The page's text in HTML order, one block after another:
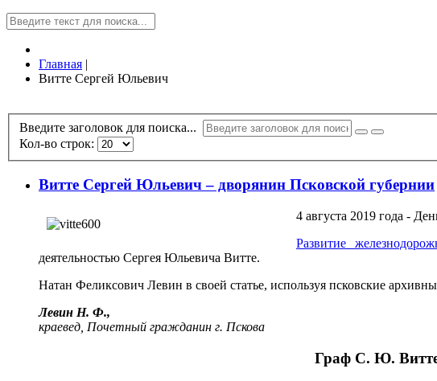
Главная |
Витте Сергей Юльевич
Введите заголовок для поиска...
Кол-во строк:
Витте Сергей Юльевич – дворянин Псковской губернии
4 августа 2019 года -
Развитие
деятельностью Сергея Юльевича Витте.
Натан Феликсович Левин в своей статье, используя псковские
Левин Н. Ф.,
краевед, Почетный гражданин г. Пскова
Граф С. Ю. Витте